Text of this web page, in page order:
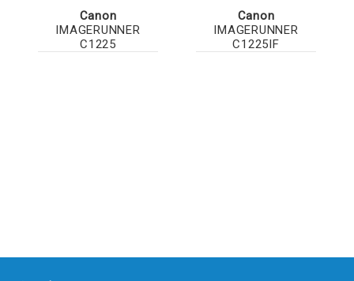
Canon
IMAGERUNNER
C1225
Canon
IMAGERUNNER
C1225IF